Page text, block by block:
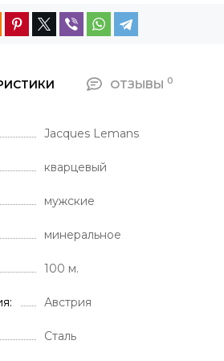
ОТЗЫВЫ 0
Jacques Lemans
кварцевый
мужские
минеральное
100 м.
Австрия
Сталь